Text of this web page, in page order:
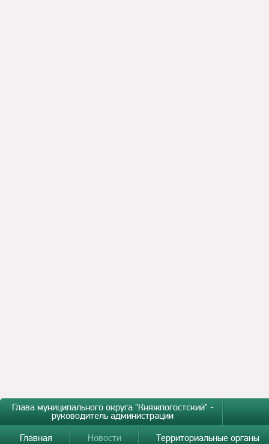
Глава муниципального округа "Княжпогостский" -
руководитель администрации
Главная
Новости Территориальные органы